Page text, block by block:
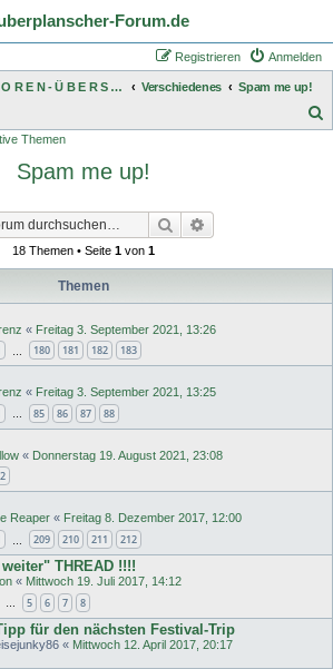
Forum.de
Anmelden
Registrieren
F O R E N - Ü B E R S I C H T Verschiedenes
Spam me up!
Themen
Spam me up!
Suche
18 Themen • Seite 1 von 1
Themen
« Freitag 3. September 2021, 13:26
180 181 182 183
« Freitag 3. September 2021, 13:25
… 85 86 87 88
« Donnerstag 19. August 2021, 23:08
2
Reaper « Freitag 8. Dezember 2017, 12:00
209 210 211 212
THREAD !!!!
« Mittwoch 19. Juli 2017, 14:12
… 5 6 7 8
für den nächsten Festival-Trip
« Mittwoch 12. April 2017, 20:17